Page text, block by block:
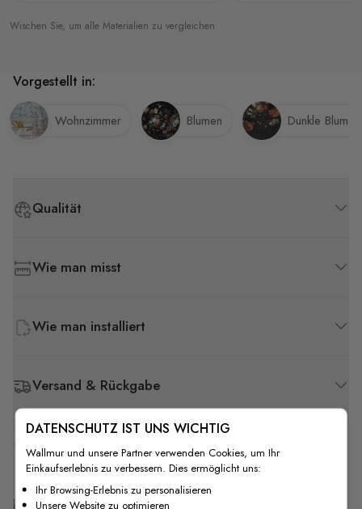
Wischen Sie, um alle Materialien zu vergleichen
Qualität
Wie man misst
Wie man installiert
Versand & Rückgabe
F.A.Q
Kostenlose Anpassung
Vorgestellt in:
Wohnzimmer Blumen Dunkle Blumen
DATENSCHUTZ IST UNS WICHTIG
Wallmur und unsere Partner verwenden Cookies, um Ihr
Einkaufserlebnis zu verbessern. Dies ermöglicht uns:
Ihr Browsing-Erlebnis zu personalisieren
Unsere Website zu optimieren